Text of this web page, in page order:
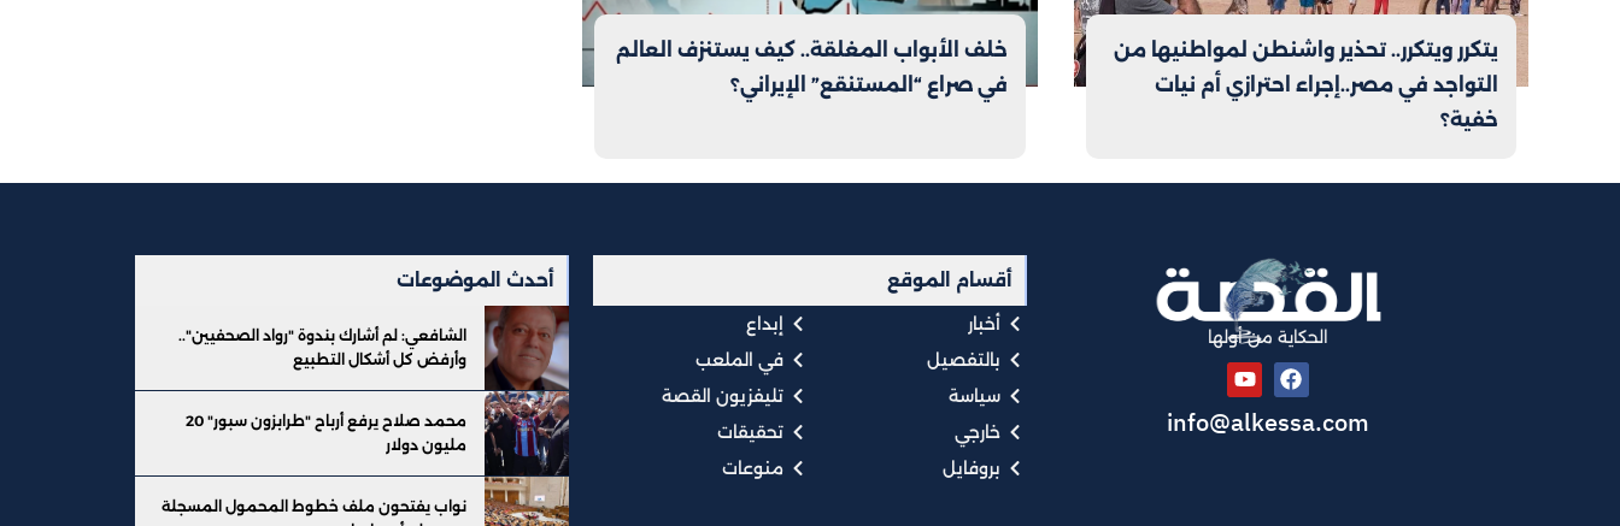
يتكرر ويتكرر.. تحذير واشنطن لمواطنيها من
التواجد في مصر..إجراء احترازي أم نيات
خفية؟
خلف الأبواب المغلقة.. كيف يستنزف العالم
في صراع “المستنقع” الإيراني؟
الحكاية من أولها
info@alkessa.com
أقسام الموقع
أخبار
بالتفصيل
سياسة
خارجي
بروفايل
إبداع
في الملعب
تليفزيون القصة
تحقيقات
منوعات
أحدث الموضوعات
الشافعي: لم أشارك بندوة "رواد الصحفيين"..
وأرفض كل أشكال التطبيع
محمد صلاح يرفع أرباح "طرابزون سبور" 20
مليون دولار
نواب يفتحون ملف خطوط المحمول المسجلة